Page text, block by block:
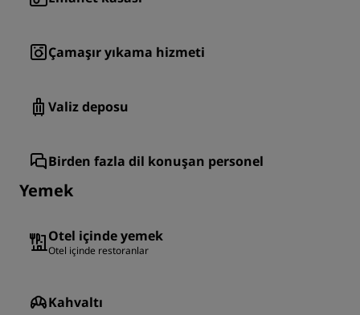
Çamaşır yıkama hizmeti
Valiz deposu
Birden fazla dil konuşan personel
Yemek
Otel içinde yemek
Otel içinde restoranlar
Kahvaltı